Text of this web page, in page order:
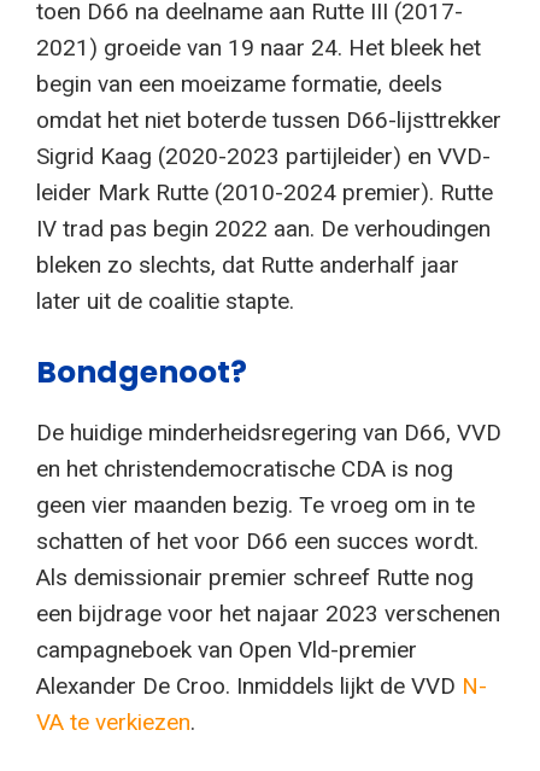
toen D66 na deelname aan Rutte III (2017-
2021) groeide van 19 naar 24. Het bleek het
begin van een moeizame formatie, deels
omdat het niet boterde tussen D66-lijsttrekker
Sigrid Kaag (2020-2023 partijleider) en VVD-
leider Mark Rutte (2010-2024 premier). Rutte
IV trad pas begin 2022 aan. De verhoudingen
bleken zo slechts, dat Rutte anderhalf jaar
later uit de coalitie stapte.
Bondgenoot?
De huidige minderheidsregering van D66, VVD
en het christendemocratische CDA is nog
geen vier maanden bezig. Te vroeg om in te
schatten of het voor D66 een succes wordt.
Als demissionair premier schreef Rutte nog
een bijdrage voor het najaar 2023 verschenen
campagneboek van Open Vld-premier
Alexander De Croo. Inmiddels lijkt de VVD N-
VA te verkiezen.